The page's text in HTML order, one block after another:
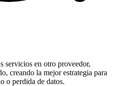
servicios en otro proveedor,
creando la mejor estrategia para
o perdida de datos.